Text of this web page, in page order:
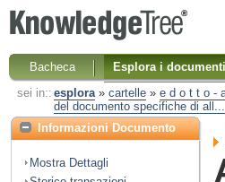
Bacheca
Esplora i documenti
sei in:: esplora» cartelle» e d o t t o -
del documento specifiche di all...
Informazioni Documento
Mostra Dettagli